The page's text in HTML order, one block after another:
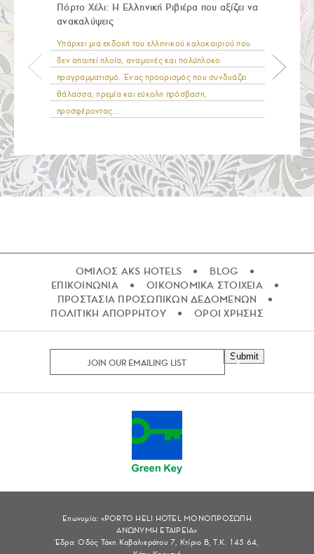
Πόρτο Χέλι: Η Ελληνική Ριβιέρα που αξίζει να
ανακαλύψεις
Υπάρχει μια εκδοχή του ελληνικού καλοκαιριού που
δεν απαιτεί πλοία, αναμονές και πολύπλοκο
προγραμματισμό. Ένας προορισμός που συνδυάζει
θάλασσα, ηρεμία και εύκολη πρόσβαση,
προσφέροντας...
ΟΜΙΛΟΣ AKS HOTELS
BLOG
ΕΠΙΚΟΙΝΩΝΙΑ
ΟΙΚΟΝΟΜΙΚΑ ΣΤΟΙΧΕΙΑ
ΠΡΟΣΤΑΣΙΑ ΠΡΟΣΩΠΙΚΩΝ ΔΕΔΟΜΕΝΩΝ
ΠΟΛΙΤΙΚΗ ΑΠΟΡΡΗΤΟΥ
ΟΡΟΙ ΧΡΗΣΗΣ
Submit
Επωνυμία: «PORTO HELI HOTEL ΜΟΝΟΠΡΟΣΩΠΗ
ΑΝΩΝΥΜΗ ΕΤΑΙΡΕΙΑ»
Έδρα: Οδός Τάκη Καβαλιεράτου 7, Κτίριο Β, Τ.Κ. 145 64,